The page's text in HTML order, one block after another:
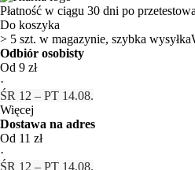
Płatność w ciągu 30 dni po
Do koszyka
> 5 szt. w magazynie, szybka wysyłka
Odbiór osobisty
Od 9 zł
·
ŚR 12 – PT 14.08.
Więcej
Dostawa na adres
Od 11 zł
·
ŚR 12 – PT 14.08.